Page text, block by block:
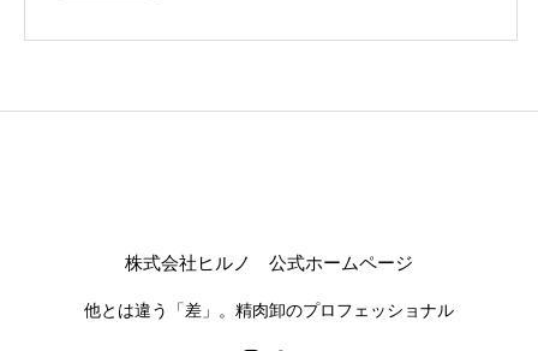
株式会社ヒルノ 公式ホームページ
他とは違う「差」。精肉卸のプロフェッショナル